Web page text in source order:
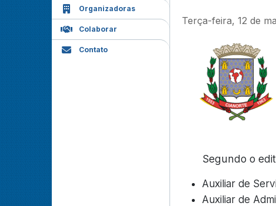
Organizadoras
Colaborar
Contato
Terça-feira, 12 de
Segundo o
Auxiliar de
Auxiliar de